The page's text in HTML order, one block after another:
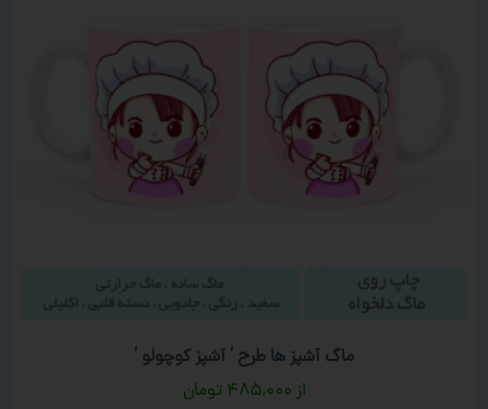
ماگ آشپز ها طرح ‘ آشپز کوچولو ‘
۴۸۵,۰۰۰ تومان